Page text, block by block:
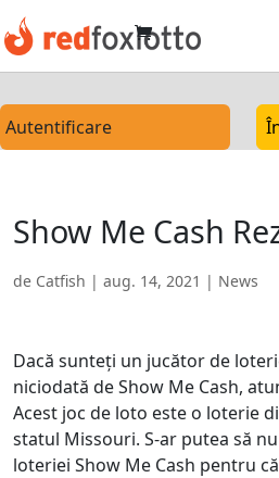
Autentificare
Show Me Cash
de Catfish | aug. 14, 2021 | News
Dacă sunteți un jucător de
niciodată de Show Me Cash,
Acest joc de loto este o loterie
statul Missouri. S-ar putea să
loteriei Show Me Cash pentru